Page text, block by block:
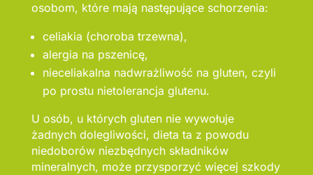
osobom, które mają następujące schorzenia:
celiakia (choroba trzewna),
alergia na pszenicę,
nieceliakalna nadwrażliwość na gluten, czyli
po prostu nietolerancja glutenu.
U osób, u których gluten nie wywołuje
żadnych dolegliwości, dieta ta z powodu
niedoborów niezbędnych składników
mineralnych, może przysporzyć więcej szkody